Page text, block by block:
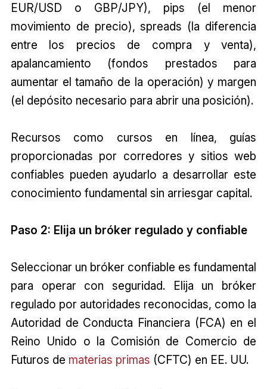
EUR/USD o GBP/JPY), pips (el menor
movimiento de precio), spreads (la diferencia
entre los precios de compra y venta),
apalancamiento (fondos prestados para
aumentar el tamaño de la operación) y margen
(el depósito necesario para abrir una posición).
Recursos como cursos en línea, guías
proporcionadas por corredores y sitios web
confiables pueden ayudarlo a desarrollar este
conocimiento fundamental sin arriesgar capital.
Paso 2: Elija un bróker regulado y confiable
Seleccionar un bróker confiable es fundamental
para operar con seguridad. Elija un bróker
regulado por autoridades reconocidas, como la
Autoridad de Conducta Financiera (FCA) en el
Reino Unido o la Comisión de Comercio de
Futuros de materias primas (CFTC) en EE. UU.